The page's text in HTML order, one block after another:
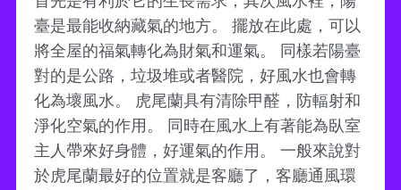
臺是最能收納藏氣的地方。 擺放在此處，可以
將全屋的福氣轉化為財氣和運氣。 同樣若陽臺
對的是公路，垃圾堆或者醫院，好風水也會轉
化為壞風水。 虎尾蘭具有清除甲醛，防輻射和
淨化空氣的作用。 同時在風水上有著能為臥室
主人帶來好身體，好運氣的作用。 一般來說對
於虎尾蘭最好的位置就是客廳了，客廳通風環